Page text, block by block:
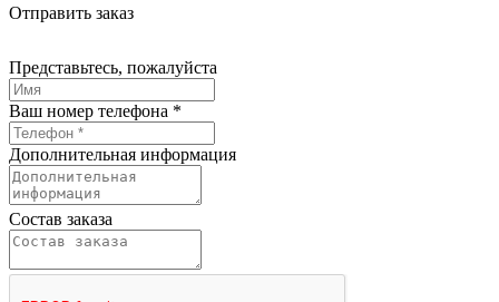
Отправить заказ
Представьтесь, пожалуйста
Ваш номер телефона *
Дополнительная информация
Состав заказа